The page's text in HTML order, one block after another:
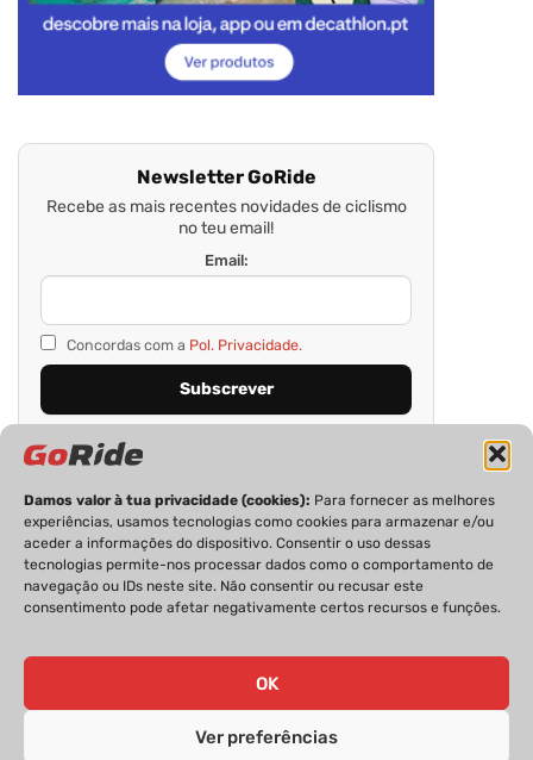
Damos valor à tua privacidade (cookies): Para fornecer as melhores
experiências, usamos tecnologias como cookies para armazenar e/ou
aceder a informações do dispositivo. Consentir o uso dessas
tecnologias permite-nos processar dados como o comportamento de
navegação ou IDs neste site. Não consentir ou recusar este
consentimento pode afetar negativamente certos recursos e funções.
OK
Ver preferências
Newsletter GoRide
Recebe as mais recentes novidades de ciclismo
no teu email!
Email:
Concordas com a Pol. Privacidade.
PRIVACIDADE FICHA TÉCNICA
ESTATUTO EDITORIAL